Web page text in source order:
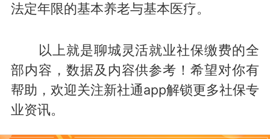
法定年限的基本养老与基本医疗。
以上就是聊城灵活就业社保缴费的全
部内容，数据及内容供参考！希望对你有
帮助，欢迎关注新社通app解锁更多社保专
业资讯。